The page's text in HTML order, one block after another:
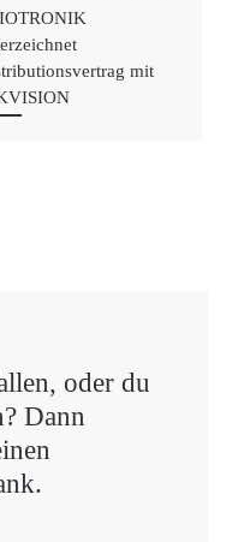
mit
oder du
Dann